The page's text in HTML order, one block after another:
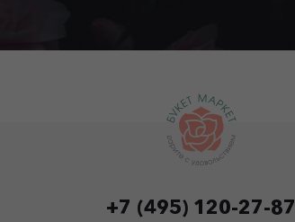
+7 (495) 120-27-87